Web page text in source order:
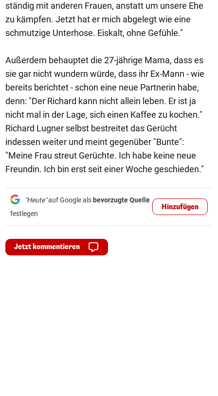
ständig mit anderen Frauen, anstatt um unsere Ehe
zu kämpfen. Jetzt hat er mich abgelegt wie eine
schmutzige Unterhose. Eiskalt, ohne Gefühle."
Außerdem behauptet die 27-jährige Mama, dass es
sie gar nicht wundern würde, dass ihr Ex-Mann - wie
bereits berichtet - schon eine neue Partnerin habe,
denn: "Der Richard kann nicht allein leben. Er ist ja
nicht mal in der Lage, sich einen Kaffee zu kochen."
Richard Lugner selbst bestreitet das Gerücht
indessen weiter und meint gegenüber "Bunte":
"Meine Frau streut Gerüchte. Ich habe keine neue
Freundin. Ich bin erst seit einer Woche geschieden."
"Heute"auf Google als bevorzugte Quelle
festlegen
Hinzufügen
Jetzt kommentieren